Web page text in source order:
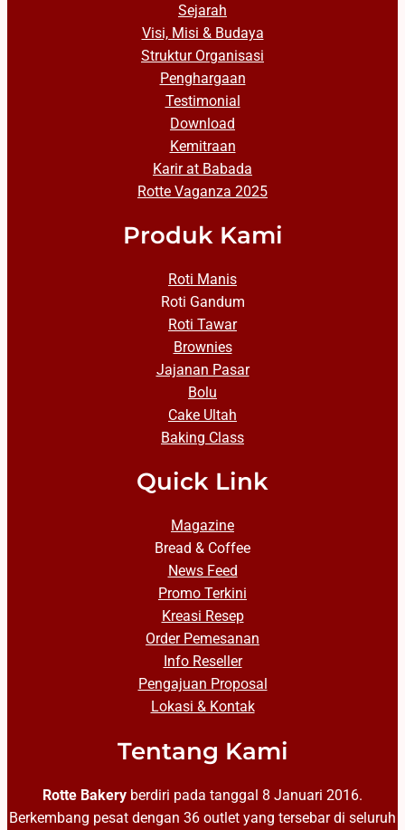
Sejarah
Visi, Misi & Budaya
Struktur Organisasi
Penghargaan
Testimonial
Download
Kemitraan
Karir at Babada
Rotte Vaganza 2025
Produk Kami
Roti Manis
Roti Gandum
Roti Tawar
Brownies
Jajanan Pasar
Bolu
Cake Ultah
Baking Class
Quick Link
Magazine
Bread & Coffee
News Feed
Promo Terkini
Kreasi Resep
Order Pemesanan
Info Reseller
Pengajuan Proposal
Lokasi & Kontak
Tentang Kami
Rotte Bakery berdiri pada tanggal 8 Januari 2016.
Berkembang pesat dengan 36 outlet yang tersebar di seluruh